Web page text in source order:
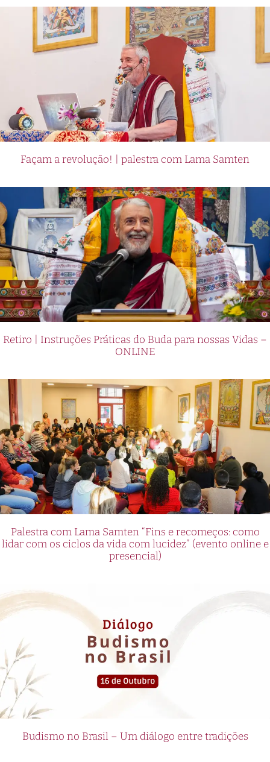
Façam a revolução! | palestra com Lama Samten
Retiro | Instruções Práticas do Buda para nossas Vidas –
ONLINE
Palestra com Lama Samten “Fins e recomeços: como
lidar com os ciclos da vida com lucidez” (evento online e
presencial)
Budismo no Brasil – Um diálogo entre tradições